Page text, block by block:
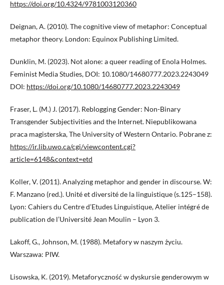
https://doi.org/10.4324/9781003120360
Deignan, A. (2010). The cognitive view of metaphor: Conceptual
metaphor theory. London: Equinox Publishing Limited.
Dunklin, M. (2023). Not alone: a queer reading of Enola Holmes.
Feminist Media Studies, DOI: 10.1080/14680777.2023.2243049
DOI: https://doi.org/10.1080/14680777.2023.2243049
Fraser, L. (M.) J. (2017). Reblogging Gender: Non-Binary
Transgender Subjectivities and the Internet. Niepublikowana
praca magisterska, The University of Western Ontario. Pobrane z:
https://ir.lib.uwo.ca/cgi/viewcontent.cgi?
article=6148&context=etd
Koller, V. (2011). Analyzing metaphor and gender in discourse. W:
F. Manzano (red.). Unité et diversité de la linguistique (s.125–158).
Lyon: Cahiers du Centre d’Etudes Linguistique, Atelier intégré de
publication de l’Université Jean Moulin – Lyon 3.
Lakoff, G., Johnson, M. (1988). Metafory w naszym życiu.
Warszawa: PIW.
Lisowska, K. (2019). Metaforyczność w dyskursie genderowym w